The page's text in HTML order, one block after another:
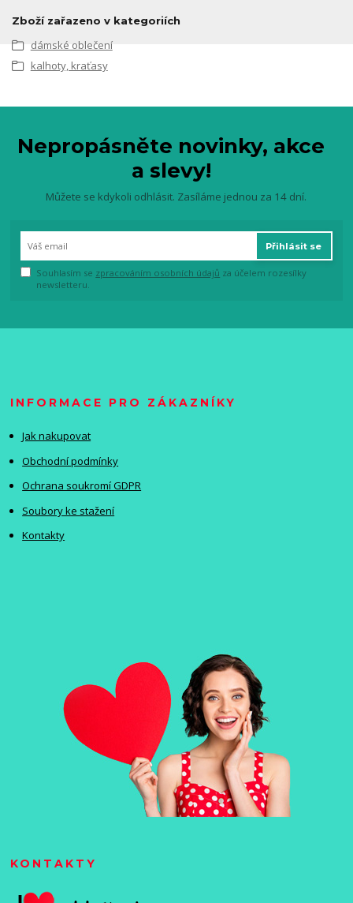
Zboží zařazeno v kategoriích
dámské oblečení
kalhoty, kraťasy
Nepropásněte novinky, akce
a slevy!
Můžete se kdykoli odhlásit. Zasíláme jednou za 14 dní.
Přihlásit se
Souhlasím se zpracováním osobních údajů za účelem rozesílky
newsletteru.
INFORMACE PRO ZÁKAZNÍKY
Jak nakupovat
Obchodní podmínky
Ochrana soukromí GDPR
Soubory ke stažení
Kontakty
KONTAKTY